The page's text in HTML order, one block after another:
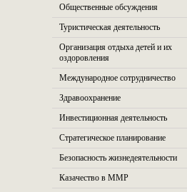
Общественные обсуждения
Туристическая деятельность
Организация отдыха детей и их
оздоровления
Международное сотрудничество
Здравоохранение
Инвестиционная деятельность
Стратегическое планирование
Безопасность жизнедеятельности
Казачество в ММР